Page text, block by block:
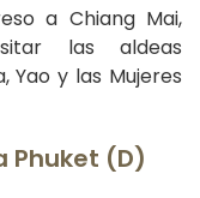
a Chiang Mai,
las aldeas
Yao y las Mujeres
Phuket (D)